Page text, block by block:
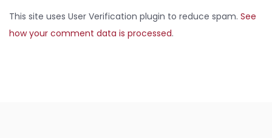
This site uses User Verification plugin to reduce spam. See
how your comment data is processed.